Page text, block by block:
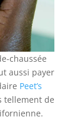
chaussée
aussi payer
Peet’s
tellement de